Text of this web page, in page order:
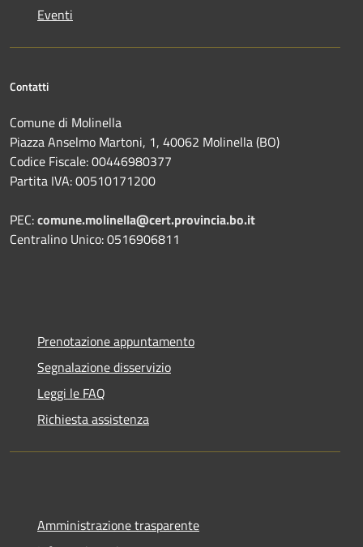
Eventi
Contatti
Comune di Molinella
Piazza Anselmo Martoni, 1, 40062 Molinella (BO)
Codice Fiscale: 00446980377
Partita IVA: 00510171200
PEC:comune.molinella@cert.provincia.bo.it
Centralino Unico: 0516906811
Prenotazione appuntamento
Segnalazione disservizio
Leggi le FAQ
Richiesta assistenza
Amministrazione trasparente